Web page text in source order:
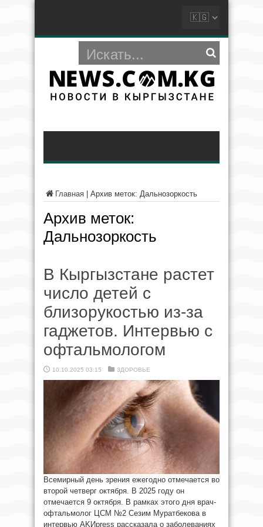
Главная Архив меток: Дальнозоркость
Архив меток:
Дальнозоркость
В Кыргызстане растет
число детей с
близорукостью из-за
гаджетов. Интервью с
офтальмологом
10.10.2025 03:15 ЗДОРОВЬЕ
Всемирный день зрения ежегодно отмечается во
второй четверг октября. В 2025 году он
отмечается 9 октября. В рамках этого дня врач-
офтальмолог ЦСМ №2 Сезим Муратбекова в
интервью AKИpress рассказала о заболеваниях